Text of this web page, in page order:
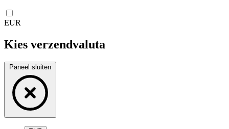
EUR
Kies verzendvaluta
Paneel sluiten